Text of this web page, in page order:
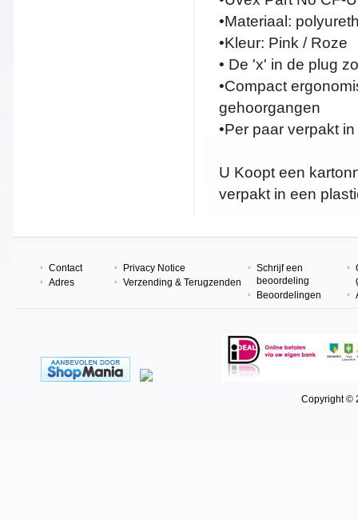
•Materiaal:
•Kleur: Pink / Roze
• De 'x' in de plug
•Compact
gehoorgangen
•Per paar verpakt
U Koopt een
verpakt in een
Contact
Adres
Privacy Notice
Verzending & Terugzenden
Schrijf een
beoordeling
Beoordelingen
Copyright ©